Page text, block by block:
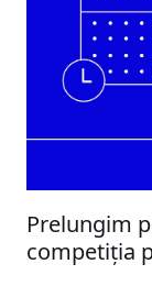
Prelungim
competiția